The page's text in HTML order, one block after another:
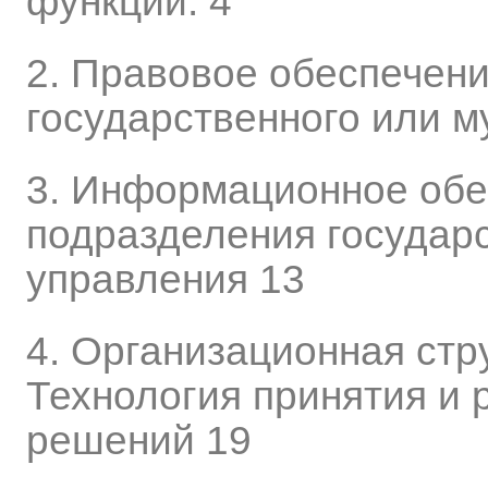
2. Правовое
государственного или
3. Информационное
подразделения
управления 13
4. Организационная
Технология принятия и
решений 19